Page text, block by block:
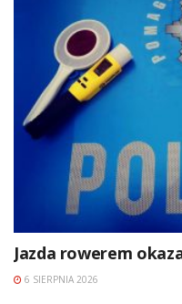
Jazda rowerem
6 SIERPNIA 2026